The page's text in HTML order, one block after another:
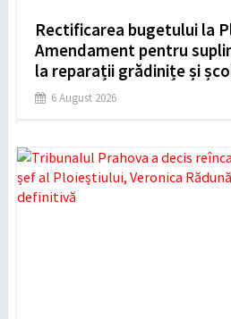
Rectificarea bugetului la
Amendament pentru
la reparații grădinițe și
6 August 2026